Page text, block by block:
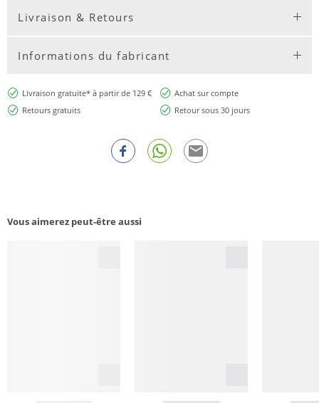
Livraison & Retours
Informations du fabricant
Livraison gratuite* à partir de 129 €
Achat sur compte
Retours gratuits
Retour sous 30 jours
Vous aimerez peut-être aussi